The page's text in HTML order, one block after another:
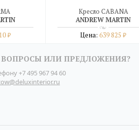
₽
Кресло CABANA
ANDREW MARTIN
Цена: 639 825 ₽
ВОПРОСЫ ИЛИ ПРЕДЛОЖЕНИЯ?
+7 495 967 94 60